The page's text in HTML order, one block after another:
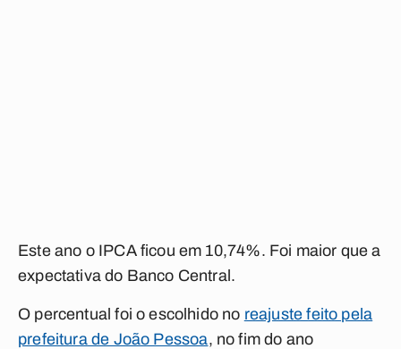
Este ano o IPCA ficou em 10,74%. Foi maior que a
expectativa do Banco Central.
O percentual foi o escolhido no reajuste feito pela
prefeitura de João Pessoa, no fim do ano